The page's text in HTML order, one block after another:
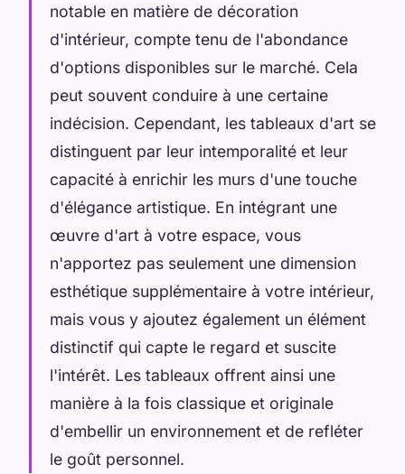
notable en matière de décoration
d'intérieur, compte tenu de l'abondance
d'options disponibles sur le marché. Cela
peut souvent conduire à une certaine
indécision. Cependant, les tableaux d'art se
distinguent par leur intemporalité et leur
capacité à enrichir les murs d'une touche
d'élégance artistique. En intégrant une
œuvre d'art à votre espace, vous
n'apportez pas seulement une dimension
esthétique supplémentaire à votre intérieur,
mais vous y ajoutez également un élément
distinctif qui capte le regard et suscite
l'intérêt. Les tableaux offrent ainsi une
manière à la fois classique et originale
d'embellir un environnement et de refléter
le goût personnel.